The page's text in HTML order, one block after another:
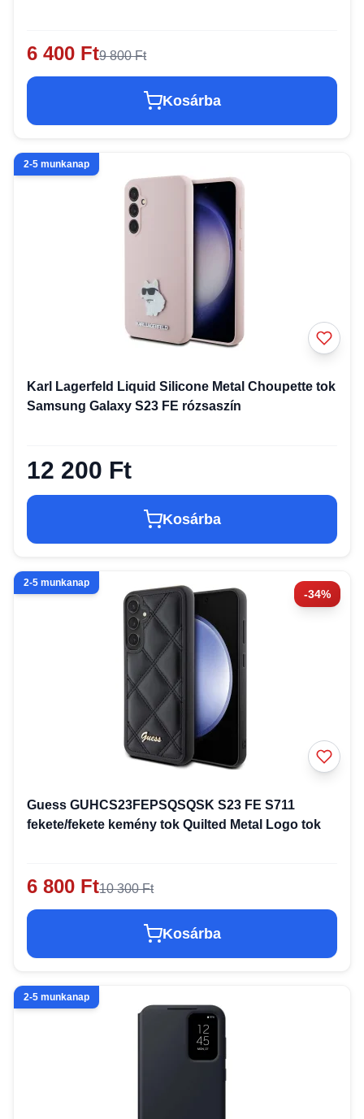
6 400 Ft9 800 Ft
Kosárba
2-5 munkanap
Karl Lagerfeld Liquid Silicone Metal Choupette tok
Samsung Galaxy S23 FE rózsaszín
12 200 Ft
Kosárba
-34%
2-5 munkanap
Guess GUHCS23FEPSQSQSK S23 FE S711
fekete/fekete kemény tok Quilted Metal Logo tok
6 800 Ft10 300 Ft
Kosárba
2-5 munkanap